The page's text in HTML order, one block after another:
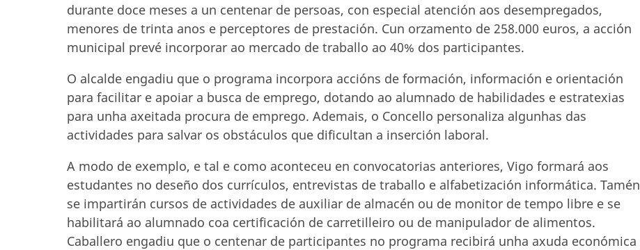
durante doce meses a un centenar de persoas, con especial atención aos desempregados,
menores de trinta anos e perceptores de prestación. Cun orzamento de 258.000 euros, a acción
municipal prevé incorporar ao mercado de traballo ao 40% dos participantes.
O alcalde engadiu que o programa incorpora accións de formación, información e orientación
para facilitar e apoiar a busca de emprego, dotando ao alumnado de habilidades e estratexias
para unha axeitada procura de emprego. Ademais, o Concello personaliza algunhas das
actividades para salvar os obstáculos que dificultan a inserción laboral.
A modo de exemplo, e tal e como aconteceu en convocatorias anteriores, Vigo formará aos
estudantes no deseño dos currículos, entrevistas de traballo e alfabetización informática. Tamén
se impartirán cursos de actividades de auxiliar de almacén ou de monitor de tempo libre e se
habilitará ao alumnado coa certificación de carretilleiro ou de manipulador de alimentos.
Caballero engadiu que o centenar de participantes no programa recibirá unha axuda económica